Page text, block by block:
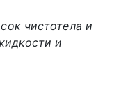
чистотела и
и